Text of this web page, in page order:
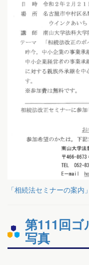
「相続法セミナーの案
第111回
写真